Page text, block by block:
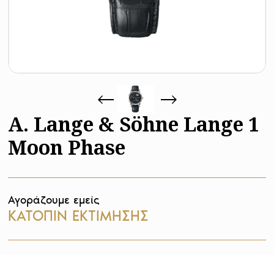
A. Lange & Söhne Lange 1
Moon Phase
Αγοράζουμε εμείς
ΚΑΤΟΠΙΝ ΕΚΤΙΜΗΣΗΣ